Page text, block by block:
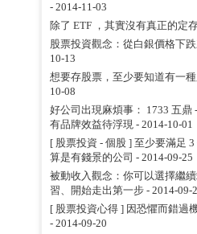
- 2014-11-03
除了 ETF ，其實沒有真正的定
股票投資觀念：從白銀價格下
10-13
想要存股票，至少要知道有一
10-08
好公司出現麻煩事： 1733 五鼎
有品牌效益待浮現 - 2014-10-01
[ 股票投資 - 個股 ] 至少要滿足
算是有錢景的公司 - 2014-09-25
被動收入觀念：你可以選擇繼
習、開始走出第一步 - 2014-09-
[ 股票投資心得 ] 因恐懼而錯過
- 2014-09-20